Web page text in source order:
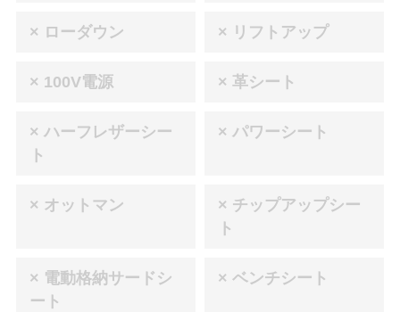
× ローダウン × リフトアップ
× 100V電源 × 革シート
× ハーフレザーシー
ト
× パワーシート
× オットマン
× チップアップシー
ト
× 電動格納サードシ
ート
× ベンチシート